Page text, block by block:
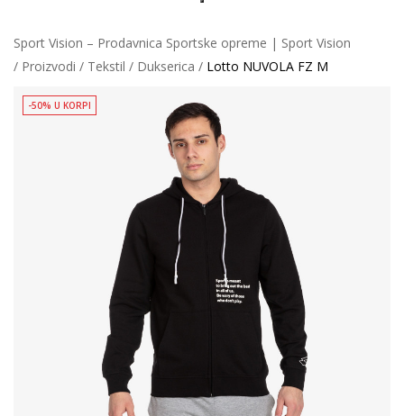
Sport Vision – Prodavnica Sportske opreme | Sport Vision
Proizvodi
Tekstil Dukserica Lotto NUVOLA FZ M
-50% U KORPI